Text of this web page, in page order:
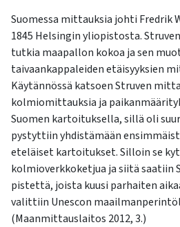
Suomessa mittauksia johti Fredrik
1845 Helsingin yliopistosta.
tutkia maapallon kokoa ja sen
taivaankappaleiden etäisyyksien
Käytännössä katsoen Struven
kolmiomittauksia ja
Suomen kartoituksella, sillä oli
pystyttiin yhdistämään
eteläiset kartoitukset. Silloin se
kolmioverkkoketjua ja siitä saatiin
pistettä, joista kuusi parhaiten
valittiin Unescon
(Maanmittauslaitos 2012, 3.)